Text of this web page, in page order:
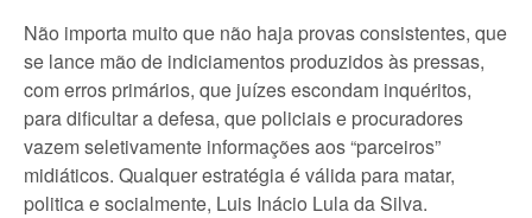
Não importa muito que não haja provas consistentes, que
se lance mão de indiciamentos produzidos às pressas,
com erros primários, que juízes escondam inquéritos,
para dificultar a defesa, que policiais e procuradores
vazem seletivamente informações aos “parceiros”
midiáticos. Qualquer estratégia é válida para matar,
politica e socialmente, Luis Inácio Lula da Silva.